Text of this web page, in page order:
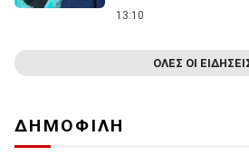
13:10
ΟΛΕΣ ΟΙ
ΔΗΜΟΦΙΛΗ